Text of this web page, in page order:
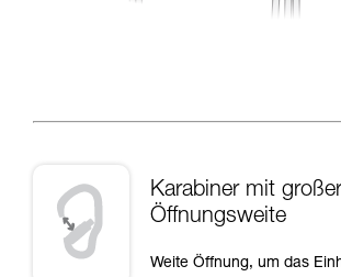
Karabiner mit großer
Öffnungsweite
Weite Öffnung, um das